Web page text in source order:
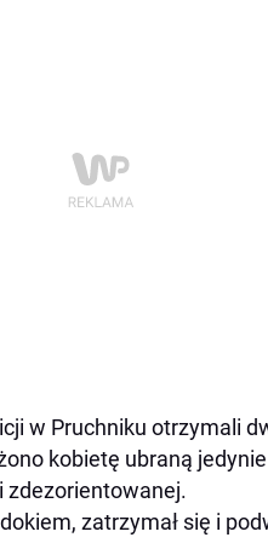
w Pruchniku otrzymali
kobietę ubraną jedynie
zdezorientowanej.
zatrzymał się i